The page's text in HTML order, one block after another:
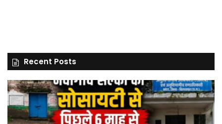
Recent Posts